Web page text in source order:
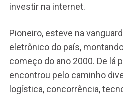
investir na internet.
Pioneiro, esteve na
eletrônico do país,
começo do ano 2000. De lá
encontrou pelo caminho
logística, concorrência,